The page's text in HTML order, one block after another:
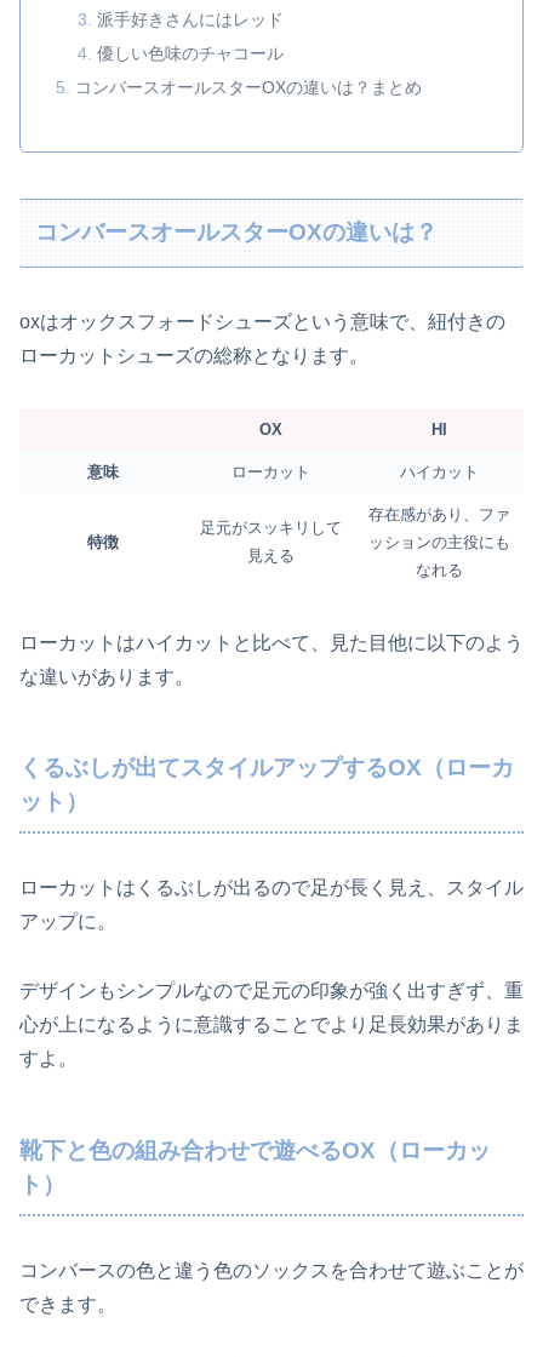
派手好きさんにはレッド
優しい色味のチャコール
コンバースオールスターOXの違いは？まとめ
コンバースオールスターOXの違いは？
oxはオックスフォードシューズという意味で、紐付きの
ローカットシューズの総称となります。
OX HI
意味 ローカット ハイカット
特徴
足元がスッキリして
見える
存在感があり、ファ
ッションの主役にも
なれる
ローカットはハイカットと比べて、見た目他に以下のよう
な違いがあります。
くるぶしが出てスタイルアップするOX（ローカ
ット）
ローカットはくるぶしが出るので足が長く見え、スタイル
アップに。
デザインもシンプルなので足元の印象が強く出すぎず、重
心が上になるように意識することでより足長効果がありま
すよ。
靴下と色の組み合わせで遊べるOX（ローカッ
ト）
コンバースの色と違う色のソックスを合わせて遊ぶことが
できます。